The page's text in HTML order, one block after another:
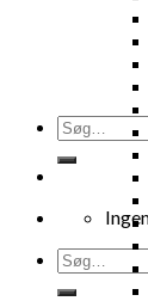
Søg
efter:
Søg
efter: